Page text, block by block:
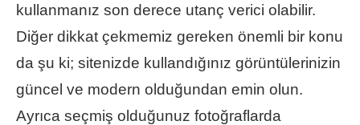
kullanmanız son derece utanç verici olabilir.
Diğer dikkat çekmemiz gereken önemli bir konu
da şu ki; sitenizde kullandığınız görüntülerinizin
güncel ve modern olduğundan emin olun.
Ayrıca seçmiş olduğunuz fotoğraflarda